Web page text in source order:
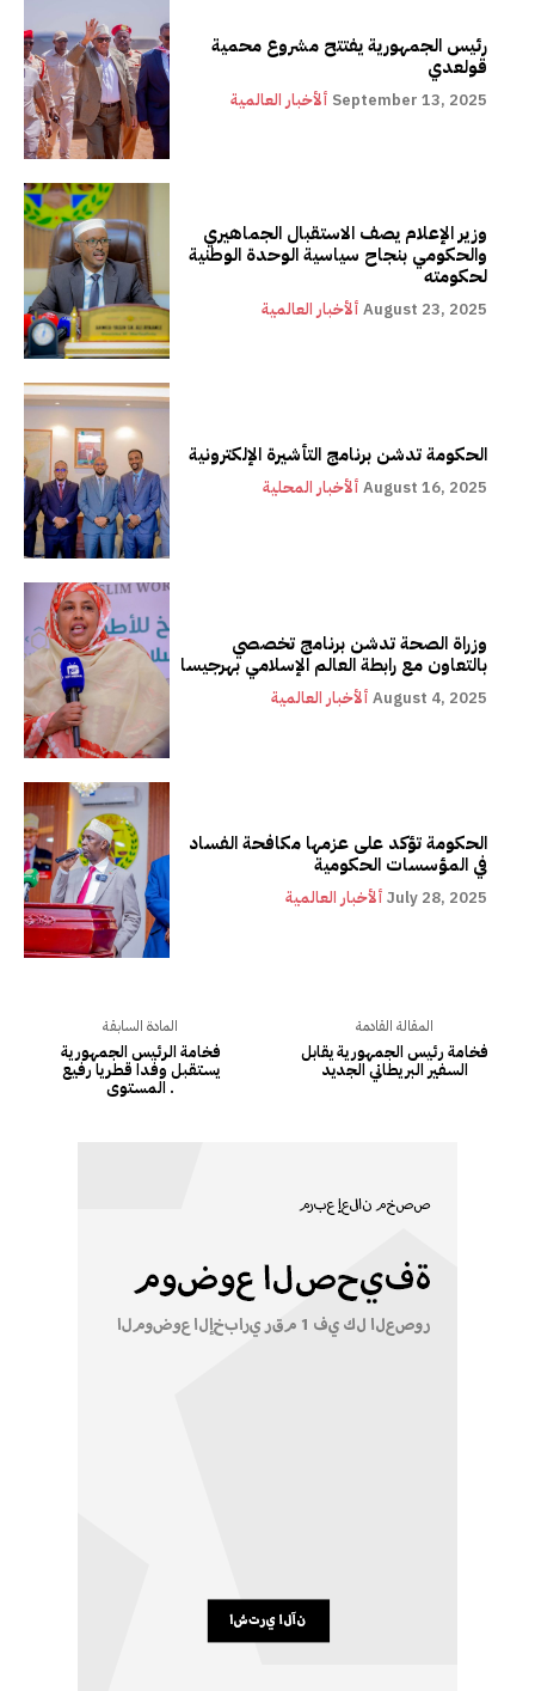
رئيس الجمهورية يفتتح مشروع محمية
قولعدي
ألأخبار العالمية September 13, 2025
وزير الإعلام يصف الاستقبال الجماهيري
والحكومي بنجاح سياسية الوحدة الوطنية
لحكومته
ألأخبار العالمية August 23, 2025
الحكومة تدشن برنامج التأشيرة الإلكترونية
ألأخبار المحلية August 16, 2025
وزراة الصحة تدشن برنامج تخصصي
بالتعاون مع رابطة العالم الإسلامي بهرجيسا
ألأخبار العالمية August 4, 2025
الحكومة تؤكد على عزمها مكافحة الفساد
في المؤسسات الحكومية
ألأخبار العالمية July 28, 2025
المادة السابقة
فخامة الرئيس الجمهورية
يستقبل وفدا قطريا رفيع
المستوى .
المقالة القادمة
فخامة رئيس الجمهورية يقابل
السفير البريطاني الجديد